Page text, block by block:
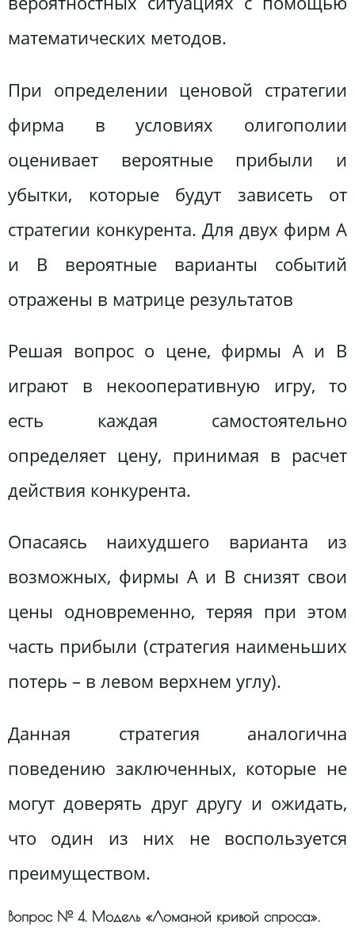
математических методов.
При определении ценовой стратегии
фирма в условиях олигополии
оценивает вероятные прибыли и
убытки, которые будут зависеть от
стратегии конкурента. Для двух фирм A
и B вероятные варианты событий
отражены в матрице результатов
Решая вопрос о цене, фирмы A и B
играют в некооперативную игру, то
есть каждая самостоятельно
определяет цену, принимая в расчет
действия конкурента.
Опасаясь наихудшего варианта из
возможных, фирмы A и B снизят свои
цены одновременно, теряя при этом
часть прибыли (стратегия наименьших
потерь – в левом верхнем углу).
Данная стратегия аналогична
поведению заключенных, которые не
могут доверять друг другу и ожидать,
что один из них не воспользуется
преимуществом.
Вопрос № 4. Модель «Ломаной кривой спроса».